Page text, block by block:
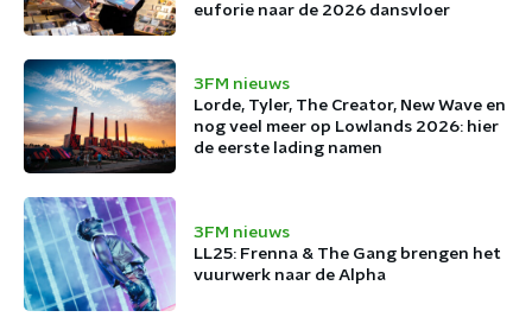
euforie naar de 2026 dansvloer
3FM nieuws
Lorde, Tyler, The Creator, New Wave en
nog veel meer op Lowlands 2026: hier
de eerste lading namen
3FM nieuws
LL25: Frenna & The Gang brengen het
vuurwerk naar de Alpha